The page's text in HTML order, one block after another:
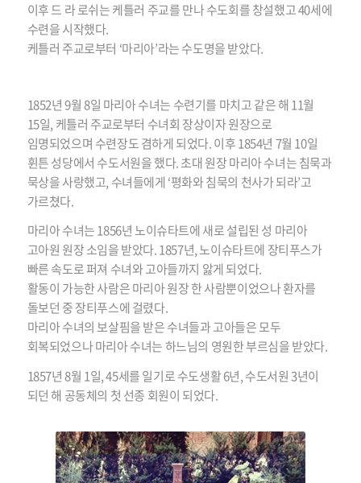
이후 드 라 로쉬는 케틀러 주교를 만나 수도회를 창설했고 40세에
수련을 시작했다.
케틀러 주교로부터 ‘마리아’라는 수도명을 받았다.
1852년 9월 8일 마리아 수녀는 수련기를 마치고 같은 해 11월
15일, 케틀러 주교로부터 수녀회 장상이자 원장으로
임명되었으며 수련장도 겸하게 되었다. 이후 1854년 7월 10일
휜튼 성당에서 수도서원을 했다. 초대 원장 마리아 수녀는 침묵과
묵상을 사랑했고, 수녀들에게 ‘평화와 침묵의 천사가 되라’고
가르쳤다.
마리아 수녀는 1856년 노이슈타트에 새로 설립된 성 마리아
고아원 원장 소임을 받았다. 1857년, 노이슈타트에 장티푸스가
빠른 속도로 퍼져 수녀와 고아들까지 앓게 되었다.
활동이 가능한 사람은 마리아 원장 한 사람뿐이었으나 환자를
돌보던 중 장티푸스에 걸렸다.
마리아 수녀의 보살핌을 받은 수녀들과 고아들은 모두
회복되었으나 마리아 수녀는 하느님의 영원한 부르심을 받았다.
1857년 8월 1일, 45세를 일기로 수도생활 6년, 수도서원 3년이
되던 해 공동체의 첫 선종 회원이 되었다.